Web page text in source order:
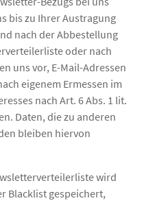
bis zu Ihrer Austragung
nach der Abbestellung
oder nach
uns vor, E-Mail-Adressen
eigenem Ermessen im
nach Art. 6 Abs. 1 lit.
Daten, die zu anderen
bleiben hiervon
wird
Blacklist gespeichert,